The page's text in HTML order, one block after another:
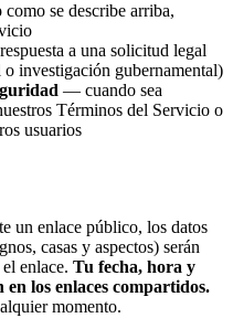
como se describe arriba,
a una solicitud legal
investigación gubernamental)
— cuando sea
Términos del Servicio o
usuarios
un enlace público, los datos
casas y aspectos) serán
enlace. Tu fecha, hora y
los enlaces compartidos.
momento.